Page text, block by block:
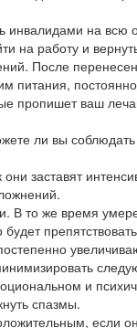
инвалидами на всю
на работу и
После
питания,
пропишет ваш
ли вы
заставят
В то же время
и
спазмы.
если